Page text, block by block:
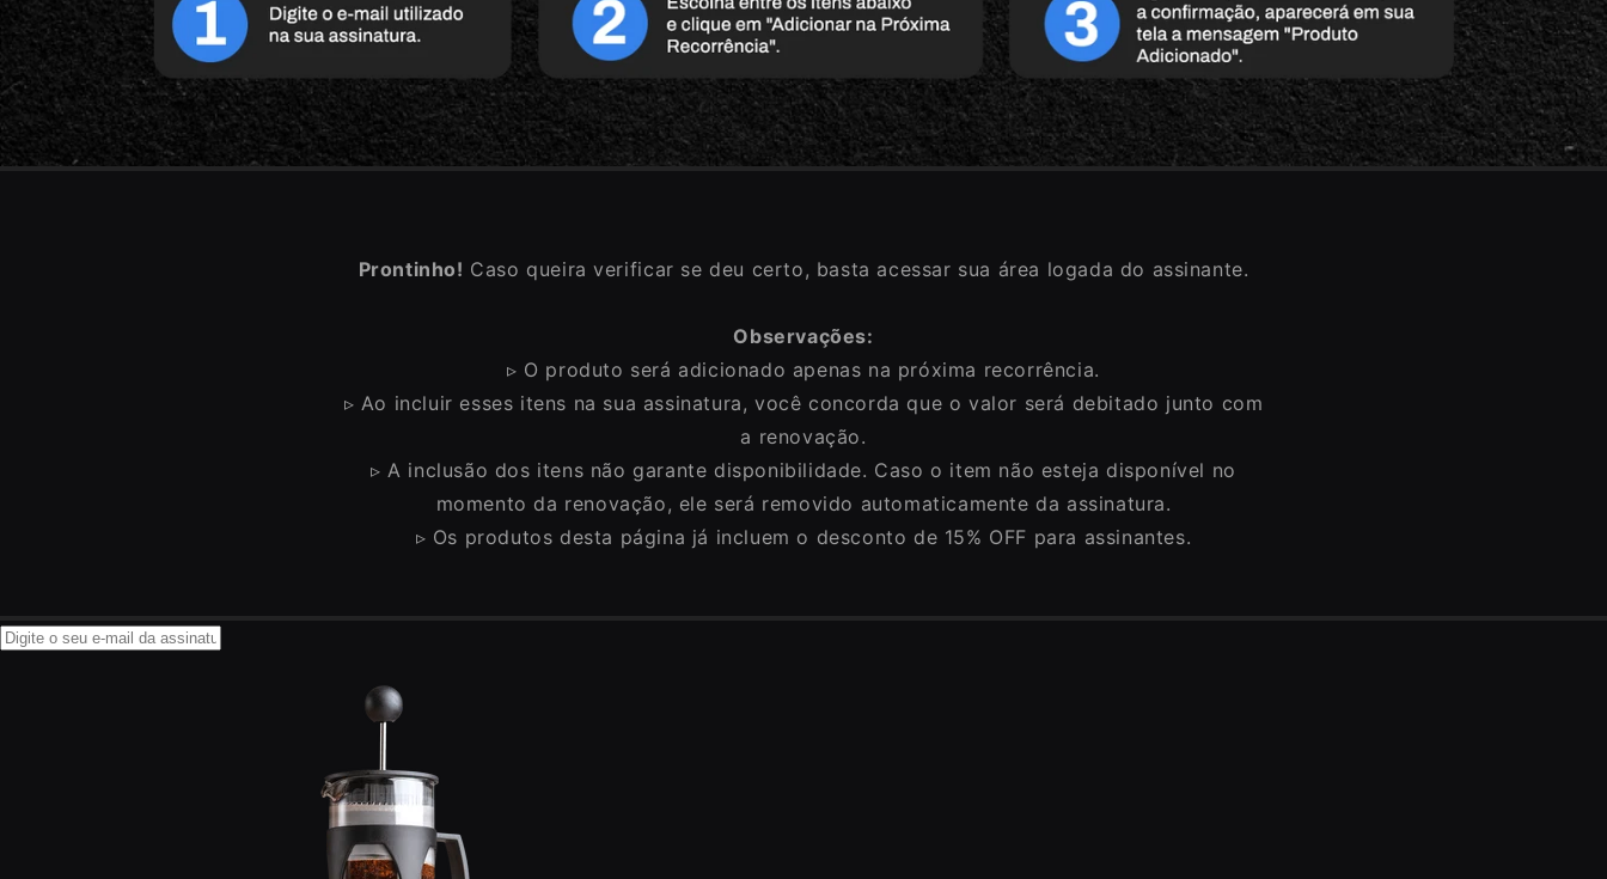
Prontinho! Caso queira verificar se deu certo, basta acessar sua área logada do assinante.
Observações:
▹ O produto será adicionado apenas na próxima recorrência.
▹ Ao incluir esses itens na sua assinatura, você concorda que o valor será debitado junto com
a renovação.
▹ A inclusão dos itens não garante disponibilidade. Caso o item não esteja disponível no
momento da renovação, ele será removido automaticamente da assinatura.
▹ Os produtos desta página já incluem o desconto de 15% OFF para assinantes.